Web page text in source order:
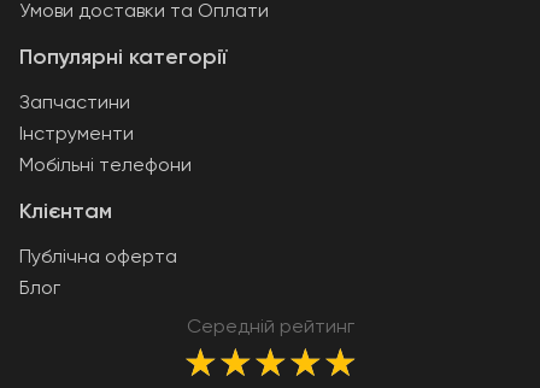
Клієнтам
Публічна оферта
Блог
Середній рейтинг
★★★★★
Популярні категорії
Запчастини
Інструменти
Мобільні телефони
Умови доставки та Оплати